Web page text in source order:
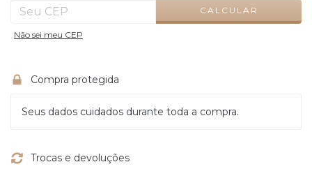
CALCULAR
Não sei meu CEP
Compra protegida
Seus dados cuidados durante toda a compra.
Trocas e devoluções